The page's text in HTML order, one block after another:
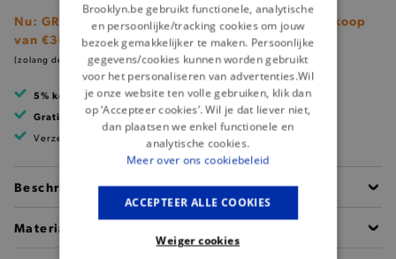
Nu: GRATIS Brooklyn shopper (t.w.v. €25) bij aankoop
van €300 nieuwe collectie!
(zolang de voorraad strekt)
5% kortingmet klantenkaart
Gratis verzending vanaf 99 EUR
Verzending binnen 1 à 2 werkdagen
Beschrijving
Materiaal
Brooklyn.be gebruikt functionele, analytische
en persoonlijke/tracking cookies om jouw
bezoek gemakkelijker te maken. Persoonlijke
gegevens/cookies kunnen worden gebruikt
voor het personaliseren van advertenties.Wil
je onze website ten volle gebruiken, klik dan
op ‘Accepteer cookies’. Wil je dat liever niet,
dan plaatsen we enkel functionele en
analytische cookies.
Meer over ons cookiebeleid
ACCEPTEER ALLE COOKIES
Weiger cookies